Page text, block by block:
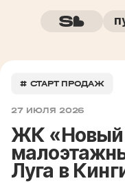
# СТАРТ ПРОДАЖ
27 ИЮЛЯ 2026
ЖК «Новый
Луга в